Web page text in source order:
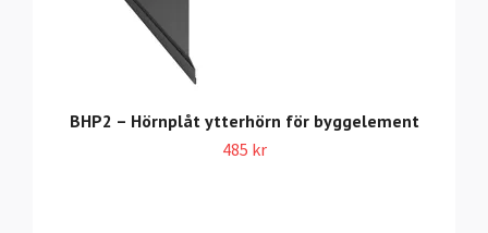
BHP2 – Hörnplåt ytterhörn för byggelement
485 kr